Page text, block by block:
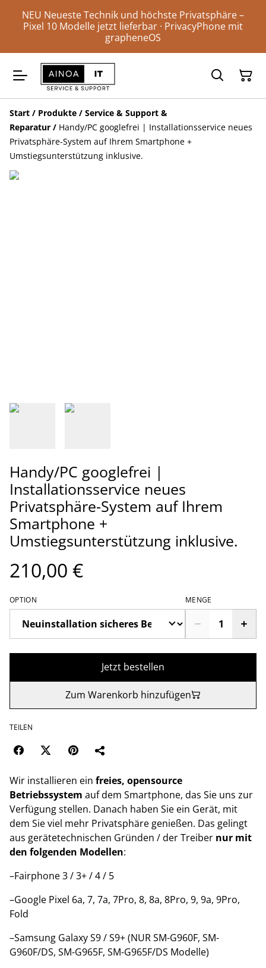
NEU Neueste Technik und höchste Privatsphäre –
Pixel 10 Modelle jetzt lieferbar · PrivacyPhone mit
grapheneOS
Start / Produkte / Service & Support &
Reparatur / Handy/PC googlefrei | Installationsservice neues
Privatsphäre-System auf Ihrem Smartphone +
Umstiegsunterstützung inklusive.
Handy/PC googlefrei |
Installationsservice neues
Privatsphäre-System auf Ihrem
Smartphone +
Umstiegsunterstützung inklusive.
210,00 €
OPTION MENGE
Jetzt bestellen
Zum Warenkorb hinzufügen
TEILEN
Wir installieren ein freies, opensource
Betriebssystem auf dem Smartphone, das Sie uns zur
Verfügung stellen. Danach haben Sie ein Gerät, mit
dem Sie viel mehr Privatsphäre genießen. Das gelingt
aus gerätetechnischen Gründen / der Treiber nur mit
den folgenden Modellen:
–Fairphone 3 / 3+ / 4 / 5
–Google Pixel 6a, 7, 7a, 7Pro, 8, 8a, 8Pro, 9, 9a, 9Pro,
Fold
–Samsung Galaxy S9 / S9+ (NUR SM-G960F, SM-
G960F/DS, SM-G965F, SM-G965F/DS Modelle)